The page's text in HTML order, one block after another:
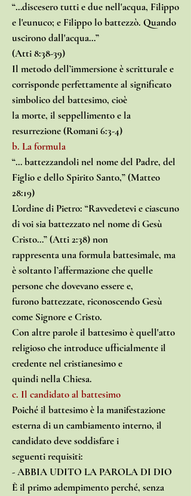
“…discesero tutti e due nell'acqua, Filippo
e l'eunuco; e Filippo lo battezzò. Quando
uscirono dall'acqua…”
(Atti 8:38-39)
Il metodo dell’immersione è scritturale e
corrisponde perfettamente al significato
simbolico del battesimo, cioè
la morte, il seppellimento e la
resurrezione (Romani 6:3-4)
b. La formula
“… battezzandoli nel nome del Padre, del
Figlio e dello Spirito Santo,” (Matteo
28:19)
L’ordine di Pietro: “Ravvedetevi e ciascuno
di voi sia battezzato nel nome di Gesù
Cristo…” (Atti 2:38) non
rappresenta una formula battesimale, ma
è soltanto l’affermazione che quelle
persone che dovevano essere e,
furono battezzate, riconoscendo Gesù
come Signore e Cristo.
Con altre parole il battesimo è quell'atto
religioso che introduce ufficialmente il
credente nel cristianesimo e
quindi nella Chiesa.
c. Il candidato al battesimo
Poiché il battesimo è la manifestazione
esterna di un cambiamento interno, il
candidato deve soddisfare i
seguenti requisiti:
- ABBIA UDITO LA PAROLA DI DIO
È il primo adempimento perché, senza